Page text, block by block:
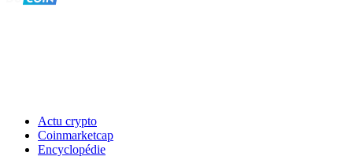
Actu crypto
Coinmarketcap
Encyclopédie